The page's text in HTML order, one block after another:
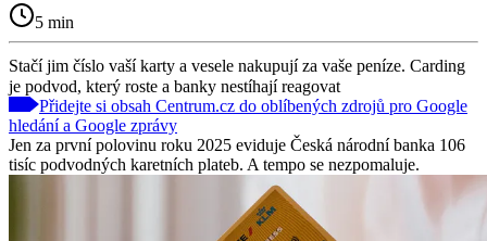
5 min
Stačí jim číslo vaší karty a vesele nakupují za vaše peníze. Carding
je podvod, který roste a banky nestíhají reagovat
Přidejte si obsah Centrum.cz do oblíbených zdrojů pro Google
hledání a Google zprávy
Jen za první polovinu roku 2025 eviduje Česká národní banka 106
tisíc podvodných karetních plateb. A tempo se nezpomaluje.